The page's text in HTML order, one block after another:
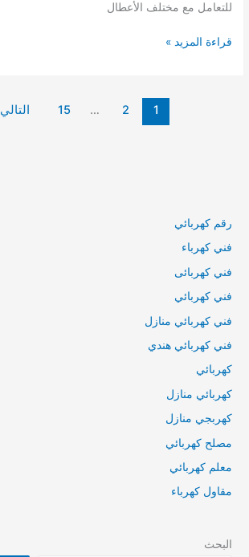
للتعامل مع مختلف الأعطال
فني
قراءة المزيد »
1
2
…
15 التالي
رقم كهربائي
فني كهرباء
فني كهربائى
فني كهربائي
فني كهربائي منازل
فني كهربائي هندي
كهربائي
كهربائي منازل
كهربجي منازل
مصلح كهربائي
معلم كهربائي
مقاول كهرباء
البحث